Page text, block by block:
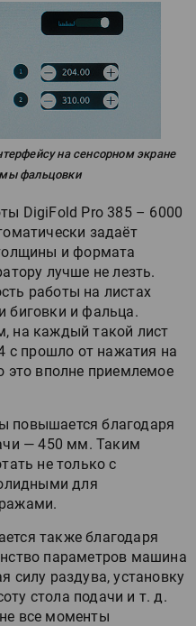
на сенсорном экране
фальцовки
DigiFold Pro 385 – 6000
задаёт
и формата
лучше не лезть.
работы на листах
биговки и фальца.
на каждый такой лист
с прошло от нажатия на
это вполне приемлемое
повышается благодаря
— 450 мм. Таким
не только с
для
также благодаря
параметров машина
силу раздува, установку
стола подачи и т. д.
все моменты